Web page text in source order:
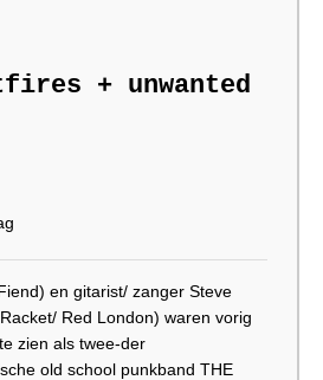
+ unwanted
en gitarist/ zanger Steve
Red London) waren vorig
zien als twee-der
old school punkband THE